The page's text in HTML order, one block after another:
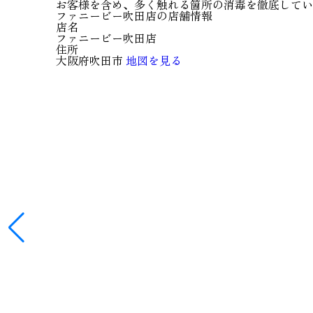
お客様を含め、多く触れる箇所の消毒を徹底して
ファニービー吹田店の店舗情報
店名
ファニービー吹田店
住所
大阪府吹田市 地図を見る